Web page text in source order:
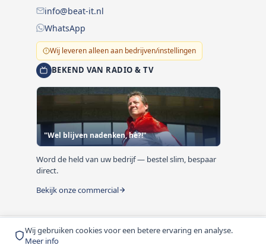
Wij gebruiken cookies voor een betere ervaring en analyse.
Meer info
info@beat-it.nl
WhatsApp
Wij leveren alleen aan bedrijven/instellingen
BEKEND VAN RADIO & TV
"Wel blijven nadenken, hè?!"
Word de held van uw bedrijf — bestel slim, bespaar
direct.
Bekijk onze commercial
© 1999-2026 Beat-it.nl. Vermelde prijzen zijn excl. BTW